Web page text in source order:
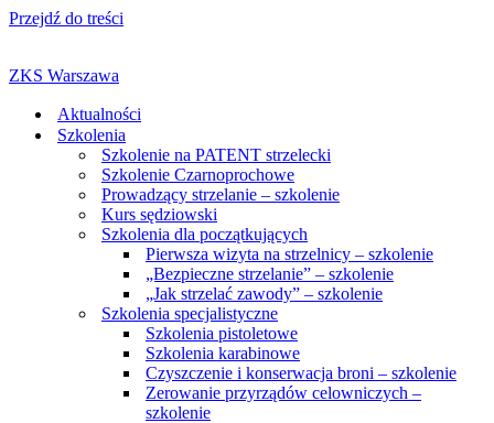
Przejdź do treści
ZKS Warszawa
Aktualności
Szkolenia
Szkolenie na PATENT strzelecki
Szkolenie Czarnoprochowe
Prowadzący strzelanie – szkolenie
Kurs sędziowski
Szkolenia dla początkujących
Pierwsza wizyta na strzelnicy – szkolenie
„Bezpieczne strzelanie” – szkolenie
„Jak strzelać zawody” – szkolenie
Szkolenia specjalistyczne
Szkolenia pistoletowe
Szkolenia karabinowe
Czyszczenie i konserwacja broni – szkolenie
Zerowanie przyrządów celowniczych –
szkolenie